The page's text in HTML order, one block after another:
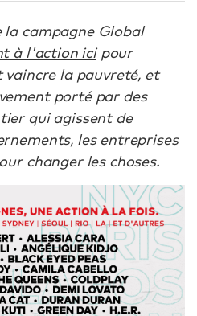
la campagne Global
à l'action icipour
la pauvreté, et
porté par des
qui agissent de
les entreprises
changer les choses.